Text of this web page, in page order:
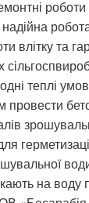
роботи
влітку та
теплі
провести
на воду